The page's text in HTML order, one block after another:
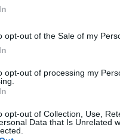
opt-out of the Sale of my
opt-out of processing my
opt-out of Collection, Use,
Data that Is Unrelated
ez
Kneipp
megvalósítani.
érzetet ad"